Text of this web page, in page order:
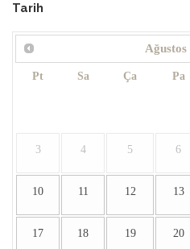
Tarih
Ağustos
Pt Sa Ça Pa
3 4 5 6
10 11 12 13
17 18 19 20